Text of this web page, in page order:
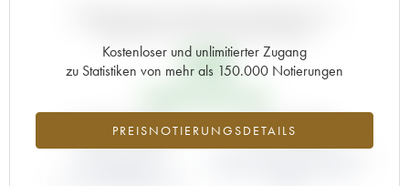
1971 1970 1969
1967
1966 1965 1964
1961
1953 1952 1950
Kostenloser und unlimitierter Zugang
zu Statistiken von mehr als 150.000 Notierungen
PREISNOTIERUNGSDETAILS
37€
+187.54% +27.59%